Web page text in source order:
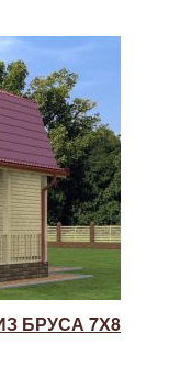
БРУСА 7Х8